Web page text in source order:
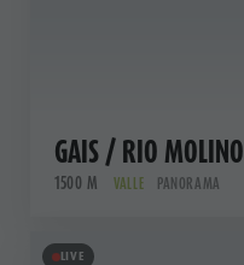
GAIS / RIO MOLINO
1500 M VALLE PANORAMA
LIVE